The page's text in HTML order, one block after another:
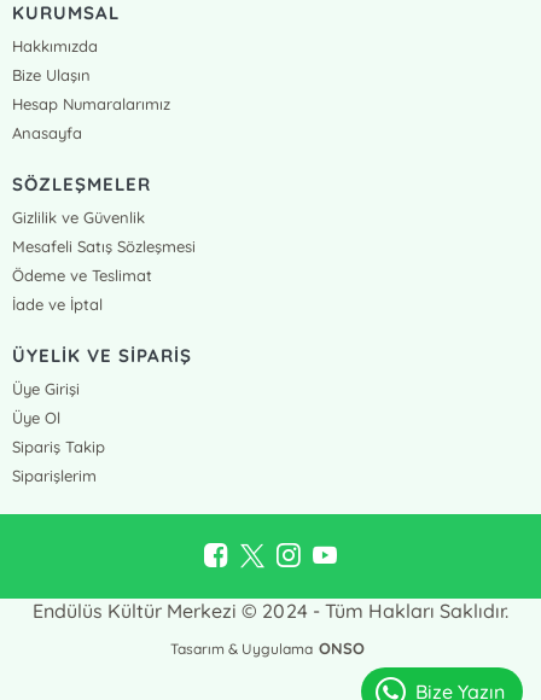
KURUMSAL
Hakkımızda
Bize Ulaşın
Hesap Numaralarımız
Anasayfa
SÖZLEŞMELER
Gizlilik ve Güvenlik
Mesafeli Satış Sözleşmesi
Ödeme ve Teslimat
İade ve İptal
ÜYELİK VE SİPARİŞ
Üye Girişi
Üye Ol
Sipariş Takip
Siparişlerim
Endülüs Kültür Merkezi © 2024 - Tüm Hakları Saklıdır.
Tasarım & Uygulama ONSO
Bize Yazın